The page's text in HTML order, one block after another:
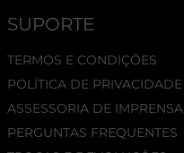
SUPORTE
TERMOS E CONDIÇÕES
POLÍTICA DE PRIVACIDADE
ASSESSORIA DE IMPRENSA
PERGUNTAS FREQUENTES